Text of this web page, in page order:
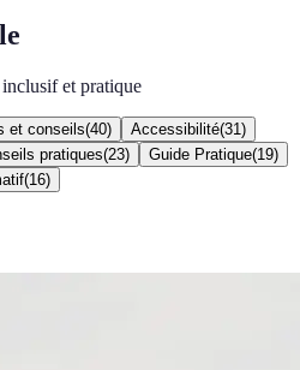
et pratique
et conseils(40) Accessibilité(31 )
pratiques(23) Guide Pratique(19)
(16)